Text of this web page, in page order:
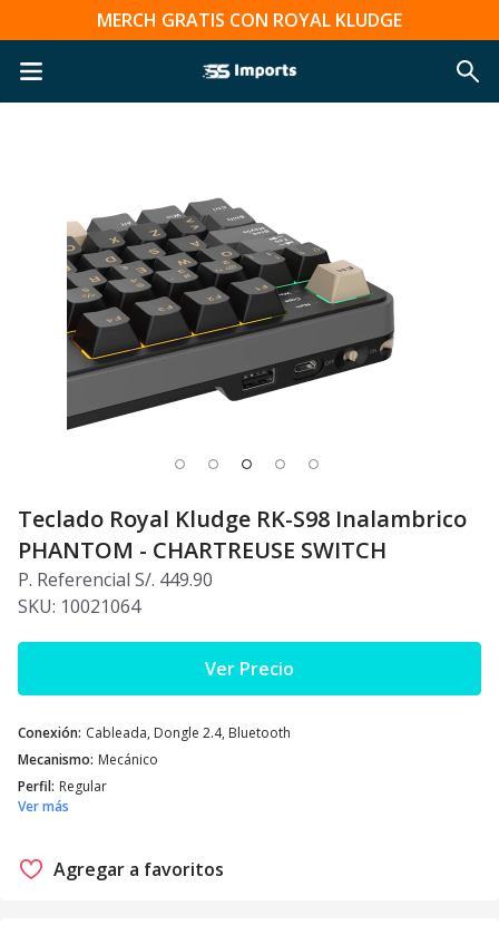
MERCH GRATIS CON ROYAL KLUDGE
Teclado Royal Kludge RK-S98 Inalambrico
PHANTOM - CHARTREUSE SWITCH
P. Referencial S/. 449.90
SKU: 10021064
Ver Precio
Conexión: Cableada, Dongle 2.4, Bluetooth
Mecanismo: Mecánico
Perfil: Regular
Ver más
Agregar a favoritos